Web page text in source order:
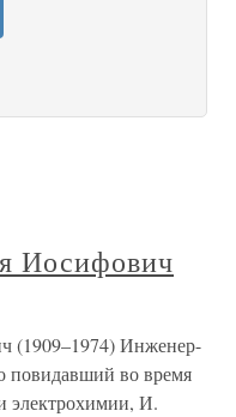
Инженер-
повидавший во время
электрохимии, И.